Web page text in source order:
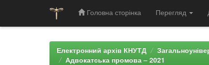
Головна сторінка Перегляд
Електронний архів КНУТД
Адвокатська промова – 2021